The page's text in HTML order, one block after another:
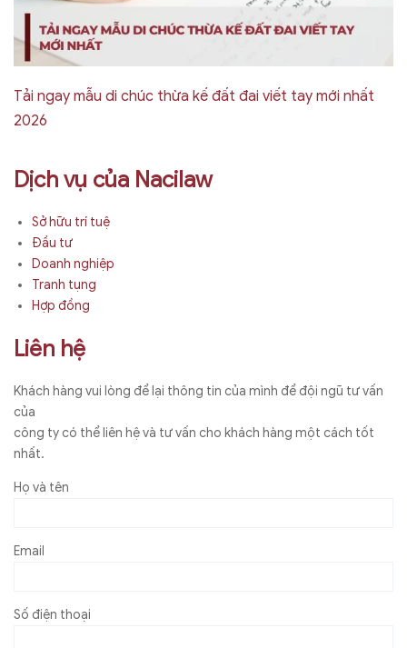
Tải ngay mẫu di chúc thừa kế đất đai viết tay mới nhất
2026
Dịch vụ của Nacilaw
Sở hữu trí tuệ
Đầu tư
Doanh nghiệp
Tranh tụng
Hợp đồng
Liên hệ
Khách hàng vui lòng để lại thông tin của mình để đội ngũ tư vấn
của
công ty có thể liên hệ và tư vấn cho khách hàng một cách tốt
nhất.
Họ và tên
Email
Số điện thoại